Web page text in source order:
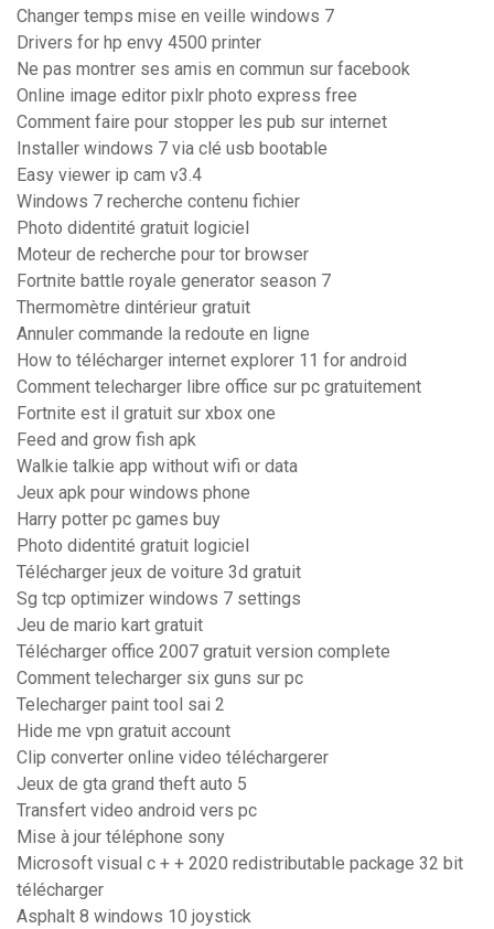
Changer temps mise en veille windows 7
Drivers for hp envy 4500 printer
Ne pas montrer ses amis en commun sur facebook
Online image editor pixlr photo express free
Comment faire pour stopper les pub sur internet
Installer windows 7 via clé usb bootable
Easy viewer ip cam v3.4
Windows 7 recherche contenu fichier
Photo didentité gratuit logiciel
Moteur de recherche pour tor browser
Fortnite battle royale generator season 7
Thermomètre dintérieur gratuit
Annuler commande la redoute en ligne
How to télécharger internet explorer 11 for android
Comment telecharger libre office sur pc gratuitement
Fortnite est il gratuit sur xbox one
Feed and grow fish apk
Walkie talkie app without wifi or data
Jeux apk pour windows phone
Harry potter pc games buy
Photo didentité gratuit logiciel
Télécharger jeux de voiture 3d gratuit
Sg tcp optimizer windows 7 settings
Jeu de mario kart gratuit
Télécharger office 2007 gratuit version complete
Comment telecharger six guns sur pc
Telecharger paint tool sai 2
Hide me vpn gratuit account
Clip converter online video téléchargerer
Jeux de gta grand theft auto 5
Transfert video android vers pc
Mise à jour téléphone sony
Microsoft visual c + + 2020 redistributable package 32 bit
télécharger
Asphalt 8 windows 10 joystick